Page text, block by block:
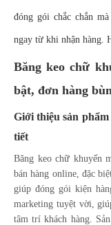
đóng gói chắc chắn
ngay từ khi nhận hàng.
Băng keo chữ
bật, đơn hàng
Giới thiệu sản
tiết
Băng keo chữ khuyến
bán hàng online, đặc
giúp đóng gói kiện
marketing tuyệt vời,
tâm trí khách hàng.